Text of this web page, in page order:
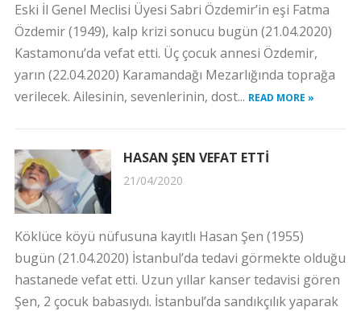
Eski İl Genel Meclisi Üyesi Sabri Özdemir’in eşi Fatma
Özdemir (1949), kalp krizi sonucu bugün (21.04.2020)
Kastamonu’da vefat etti. Üç çocuk annesi Özdemir,
yarın (22.04.2020) Karamandağı Mezarlığında toprağa
verilecek. Ailesinin, sevenlerinin, dost... READ MORE »
HASAN ŞEN VEFAT ETTİ
21/04/2020
Köklüce köyü nüfusuna kayıtlı Hasan Şen (1955)
bugün (21.04.2020) İstanbul’da tedavi görmekte olduğu
hastanede vefat etti. Uzun yıllar kanser tedavisi gören
Şen, 2 çocuk babasıydı. İstanbul’da sandıkçılık yaparak